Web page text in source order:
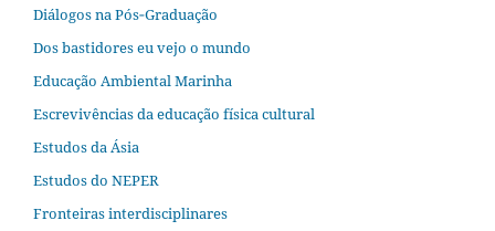
Diálogos na Pós‐Graduação
Dos bastidores eu vejo o mundo
Educação Ambiental Marinha
Escrevivências da educação física cultural
Estudos da Ásia​
Estudos do NEPER
Fronteiras interdisciplinares